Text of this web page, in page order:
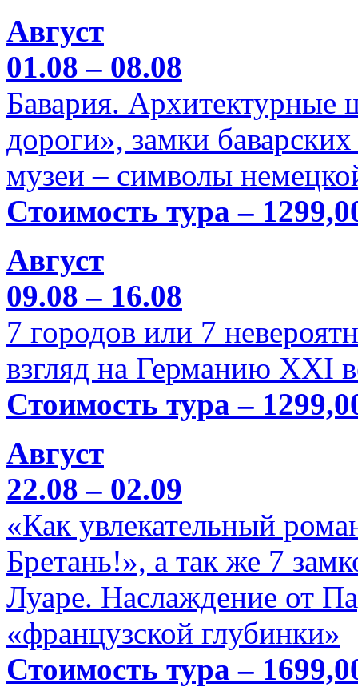
Август
01.08 – 08.08
Бавария. Архитектурные
дороги», замки
музеи – символы
Стоимость тура –
Август
09.08 – 16.08
7 городов или 7
взгляд на Германию XXI
Стоимость тура –
Август
22.08 – 02.09
«Как увлекательный
Бретань!», а так же 7
Луаре. Наслаждение от
«французской глубинки»
Стоимость тура –